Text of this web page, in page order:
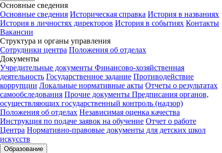
Основные сведения
Основные сведения Историческая справка История в названиях
История в личностях директоров История в событиях Контакты
Вакансии
Структура и органы управления
Сотрудники центра Положения об отделах
Документы
Учредительные документы Финансово-хозяйственная
деятельность Государственное задание Противодействие
коррупции Локальные нормативные акты Отчеты о результатах
самообследования Прочие документы Предписания органов,
осуществляющих государственный контроль (надзор)
Положения об отделах Независимая оценка качества
Инструкция по подаче заявок на обучение Отчет о работе
Центра Нормативно-правовые документы для детских школ
искусств
Образование